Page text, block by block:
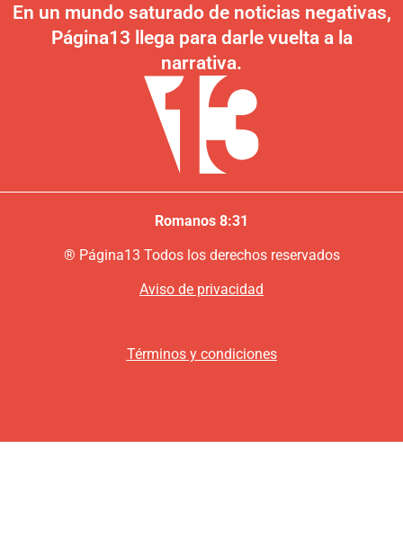
En un mundo saturado de noticias negativas,
Página13 llega para darle vuelta a la
narrativa.
Romanos 8:31
® Página13 Todos los derechos reservados
Aviso de privacidad
Términos y condiciones